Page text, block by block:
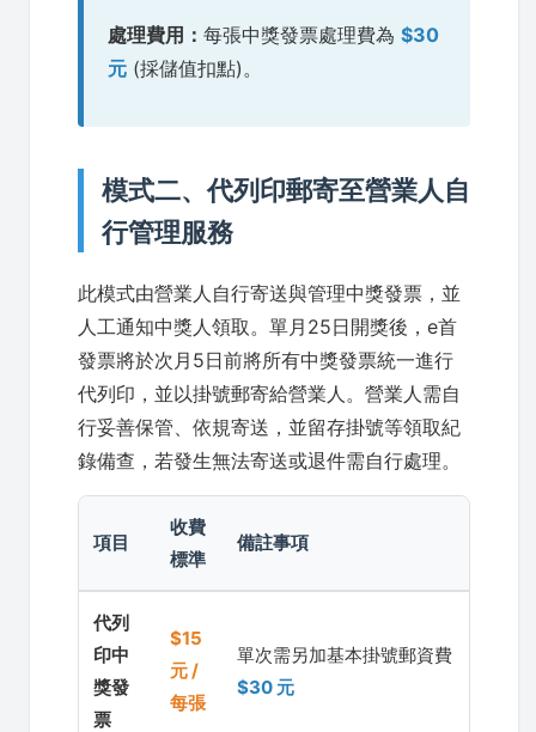
處理費用： 每張中獎發票處理費為 $30
元 (採儲值扣點)。
模式二、代列印郵寄至營業人自
行管理服務
此模式由營業人自行寄送與管理中獎發票，並
人工通知中獎人領取。單月25日開獎後，e首
發票將於次月5日前將所有中獎發票統一進行
代列印，並以掛號郵寄給營業人。營業人需自
行妥善保管、依規寄送，並留存掛號等領取紀
錄備查，若發生無法寄送或退件需自行處理。
項目
收費
標準
備註事項
代列
印中
獎發
票
$15
元 /
每張
單次需另加基本掛號郵資費
$30 元